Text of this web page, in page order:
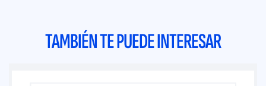
TAMBIÉN TE PUEDE INTERESAR